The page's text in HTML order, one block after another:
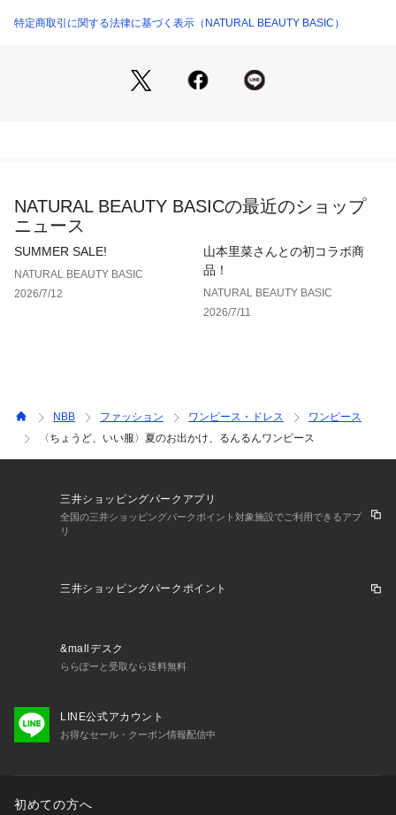
にもぴったり、シワになりにくく一枚あると重宝します。
マシンウォッシャブルを備えた、さらっと軽やかで清涼感のあ
る素材を使用。シワになりにくく、暑い季節も快適に着ていた
透け感・なし / 光沢・なし / 伸縮性・なし
生地の厚さ・普通
※モデルの着用画像の場合、光の当たり具合により、実際の色
味と異なって見えることがございます。色味は、商品単体の画
像をご参照ください。
0176140500 （ショップ）
特定商取引に関する法律に基づく表示（NATURAL BEAUTY BASIC）
NATURAL BEAUTY BASICの最近のショップ
ニュース
SUMMER SALE!
NATURAL BEAUTY BASIC
2026/7/12
山本里菜さんとの初コラボ商
品！
NATURAL BEAUTY BASIC
2026/7/11
NBB ファッション ワンピース・ドレス
ワンピース
〈ちょうど、いい服〉夏のお出かけ、るんるんワンピース
三井ショッピングパークアプリ
全国の三井ショッピングパークポイント対象施設でご利用できるアプ
リ
三井ショッピングパークポイント
&mallデスク
ららぽーと受取なら送料無料
LINE公式アカウント
お得なセール・クーポン情報配信中
初めての方へ